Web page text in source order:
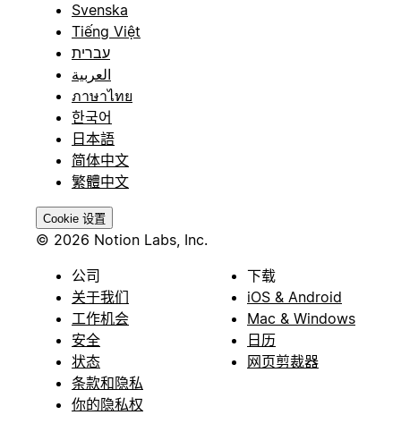
Svenska
Tiếng Việt
עברית
العربية
ภาษาไทย
한국어
日本語
简体中文
繁體中文
Cookie 设置
© 2026 Notion Labs, Inc.
公司
关于我们
工作机会
安全
状态
条款和隐私
你的隐私权
下载
iOS & Android
Mac & Windows
日历
网页剪裁器